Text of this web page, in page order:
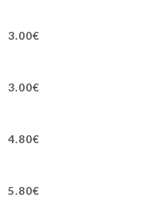
3.00€
3.00€
4.80€
5.80€